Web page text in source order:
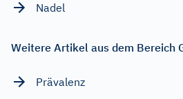
Nadel
Weitere Artikel aus dem Bereich
Prävalenz